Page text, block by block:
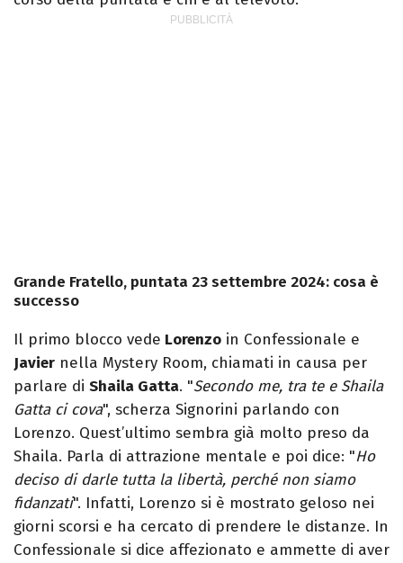
Grande Fratello, puntata 23 settembre 2024: cosa è
successo
Il primo blocco vede Lorenzo in Confessionale e
Javier nella Mystery Room, chiamati in causa per
parlare di Shaila Gatta. "Secondo me, tra te e Shaila
Gatta ci cova", scherza Signorini parlando con
Lorenzo. Quest’ultimo sembra già molto preso da
Shaila. Parla di attrazione mentale e poi dice: "Ho
deciso di darle tutta la libertà, perché non siamo
fidanzati". Infatti, Lorenzo si è mostrato geloso nei
giorni scorsi e ha cercato di prendere le distanze. In
Confessionale si dice affezionato e ammette di aver